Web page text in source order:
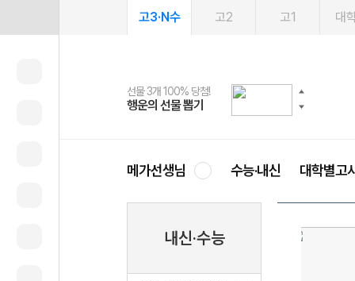
고3·N수 고2 고1 대
선물 3개 100% 당첨!
행운의 선물 뽑기
선물 100% 증정!
메가스터디 X 올리브
여름방학 스터디 캐시백
메가런 썸머스쿨
2027 러셀 단과
강사 공개선발
스마트러닝앱
설문 EVENT
메가패스
3일 무료 체험권
메가패스 수강생 무료혜택!
메가클럽 멤버십
사회공헌 캠페인
희망이룸 메가나눔
메가선생님 수능·내신 대학별고
내신·수능